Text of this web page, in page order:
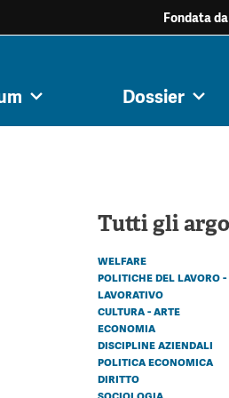
Fondata da
Dossier
Archivio Argomenti
e
Acini di fuoco - Dossier
Mezzogiorno
Tutti gli
welfare
politiche del lavoro -
lavorativo
cultura - arte
economia
discipline aziendali
politica economica
diritto